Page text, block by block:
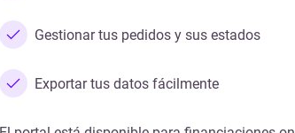
Gestionar tus pedidos y sus estados
Exportar tus datos fácilmente